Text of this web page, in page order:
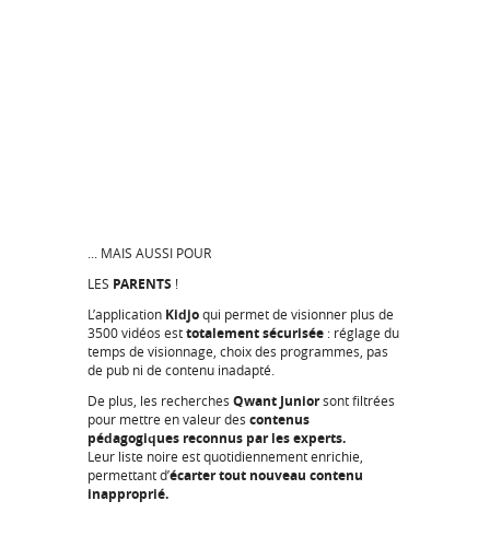
... MAIS AUSSI POUR
LES PARENTS !
L’application Kidjoqui permet de visionner plus de
3500 vidéos esttotalement sécurisée : réglage du
temps de visionnage, choix des programmes, pas
de pub ni de contenu inadapté.
De plus, les recherches Qwant Juniorsont filtrées
pour mettre en valeur des contenus
pédagogiques reconnus par les experts.
Leur liste noire est quotidiennement enrichie,
permettant d’écarter tout nouveau contenu
inapproprié.